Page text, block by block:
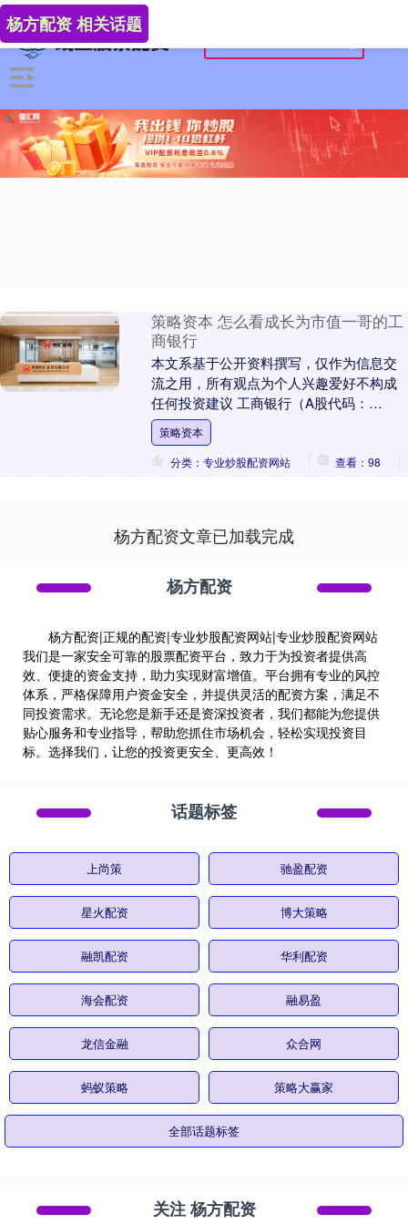
杨方配资 相关话题
策略资本 怎么看成长为市值一哥的工
商银行
本文系基于公开资料撰写，仅作为信息交
流之用，所有‬观点‬为‬个人‬兴趣‬爱好‬不构成
任何投资建议 工商银行（A股代码：
601398）当前市值逼近3万亿元（最新数....
策略资本
分类：专业炒股配资网站
查看：98
杨方配资文章已加载完成
杨方配资
杨方配资|正规的配资|专业炒股配资网站|专业炒股配资网站
我们是一家安全可靠的股票配资平台，致力于为投资者提供高
效、便捷的资金支持，助力实现财富增值。平台拥有专业的风控
体系，严格保障用户资金安全，并提供灵活的配资方案，满足不
同投资需求。无论您是新手还是资深投资者，我们都能为您提供
贴心服务和专业指导，帮助您抓住市场机会，轻松实现投资目
标。选择我们，让您的投资更安全、更高效！
话题标签
上尚策 驰盈配资
星火配资 博大策略
融凯配资 华利配资
海会配资 融易盈
龙信金融 众合网
蚂蚁策略 策略大赢家
全部话题标签
关注 杨方配资